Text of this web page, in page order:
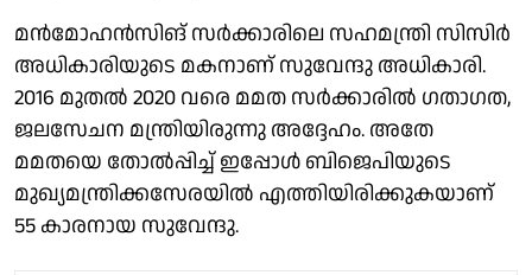
മന്‍മോഹന്‍സിങ് സര്‍ക്കാരിലെ സഹമന്ത്രി സിസിര്‍
അധികാരിയുടെ മകനാണ് സുവേന്ദു അധികാരി.
2016 മുതല്‍ 2020 വരെ മമത സര്‍ക്കാരില്‍ ഗതാഗത,
ജലസേചന മന്ത്രിയിരുന്നു അദ്ദേഹം. അതേ
മമതയെ തോല്‍പ്പിച്ച് ഇപ്പോള്‍ ബിജെപിയുടെ
മുഖ്യമന്ത്രിക്കസേരയില്‍ എത്തിയിരിക്കുകയാണ്
55 കാരനായ സുവേന്ദു.